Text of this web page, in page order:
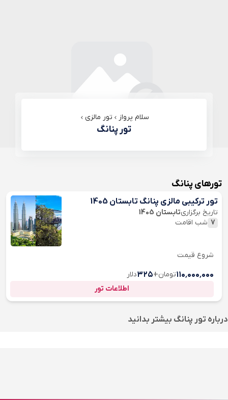
سلام پرواز تور مالزی
تور پنانگ
تورهای پنانگ
تور ترکیبی مالزی پنانگ تابستان 1405
تاریخ برگزاریتابستان 1405
7 شب اقامت
شروع قیمت
۱۱۰٬۰۰۰٬۰۰۰تومان+۳۲۵دلار
اطلاعات تور
درباره تور پنانگ بیشتر بدانید